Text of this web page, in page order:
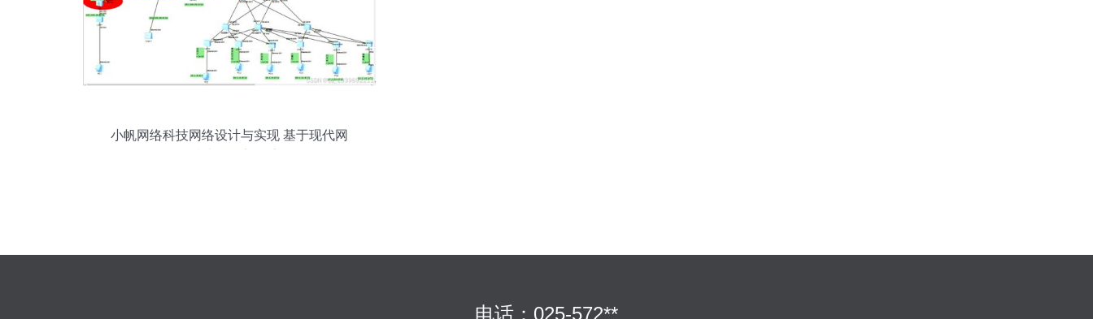
小帆网络科技网络设计与实现 基于现代网
电话：025-572**